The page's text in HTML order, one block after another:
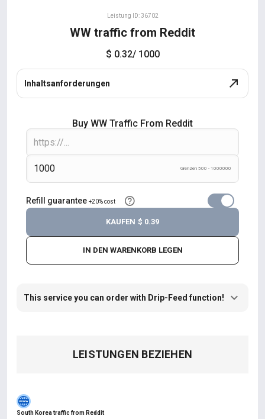
Leistung ID: 36702
WW traffic from Reddit
$ 0.32/ 1000
Inhaltsanforderungen
Buy WW Traffic From Reddit
Grenzen 500 - 1000000
Refill guarantee +20% cost
IN DEN WARENKORB LEGEN
KAUFEN $ 0.39
This service you can order with Drip-Feed function!
LEISTUNGEN BEZIEHEN
South Korea traffic from Reddit